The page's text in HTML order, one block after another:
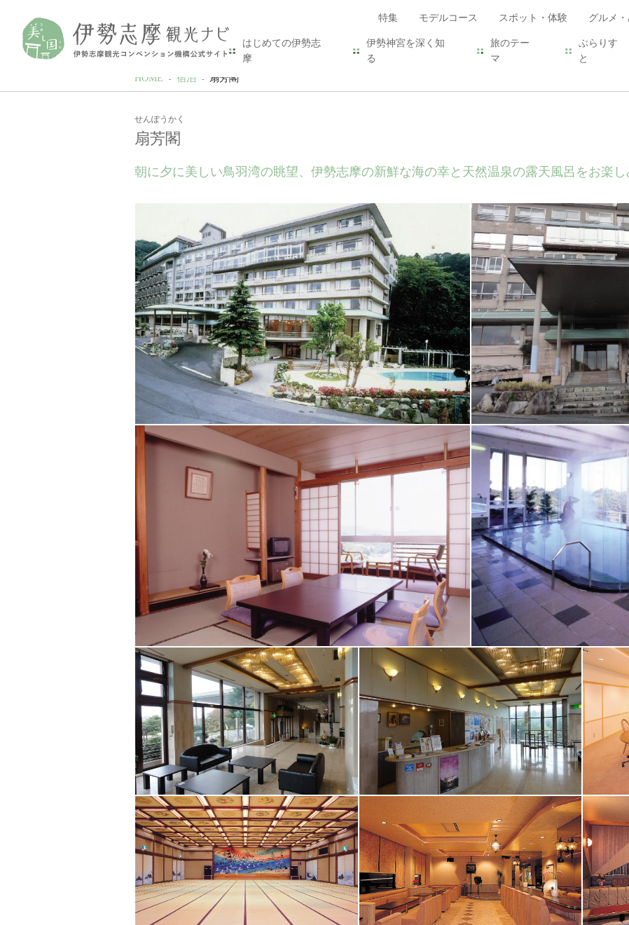
特集 モデルコース スポット・体験 グルメ
はじめての伊勢志
摩
伊勢神宮を深く知
る
旅のテー
マ
ぶらりす
と
HOME 宿泊 扇芳閣
せんぽうかく
扇芳閣
朝に夕に美しい鳥羽湾の眺望、伊勢志摩の新鮮な海の幸と天然温泉の露天風呂をお楽し